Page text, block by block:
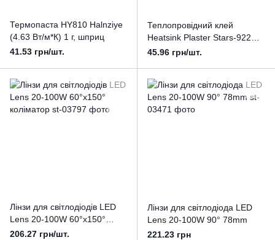
Термопаста HY810 Halnziye
(4.63 Вт/м*К) 1 г, шприц
41.53 грн/шт.
Теплопровідний клей
Heatsink Plaster Stars-922
туба 5грам
45.96 грн/шт.
Лінзи для світлодіодів LED
Lens 20-100W 60°х150°
коліматор
206.27 грн/шт.
Лінзи для світлодіода LED
Lens 20-100W 90° 78mm
221.23 грн